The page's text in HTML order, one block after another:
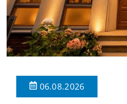
06.08.2026